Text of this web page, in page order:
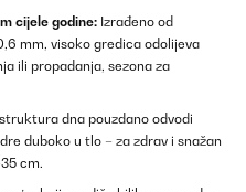
cijele godine: Izrađeno od
mm, visoko gredica odolijeva
ili propadanja, sezona za
dna pouzdano odvodi
duboko u tlo – za zdrav i snažan
cm.